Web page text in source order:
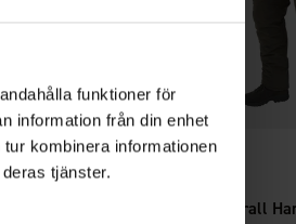
funktioner för
information från din enhet
kombinera informationen
tjänster.
Herren Jagdoverall